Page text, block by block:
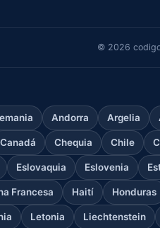
© 2026
Andorra Argelia
Canadá Chequia Chile
Eslovaquia Eslovenia
Francesa Haití Honduras
Letonia Liechtenstein